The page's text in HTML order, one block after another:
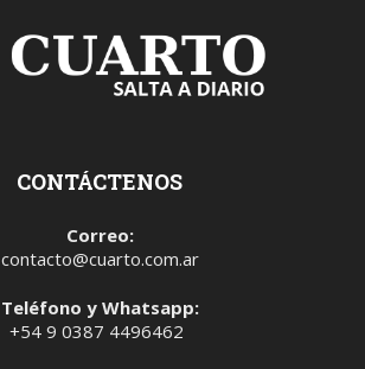
CONTÁCTENOS
Correo:
contacto@cuarto.com.ar
Teléfono y Whatsapp:
+54 9 0387 4496462